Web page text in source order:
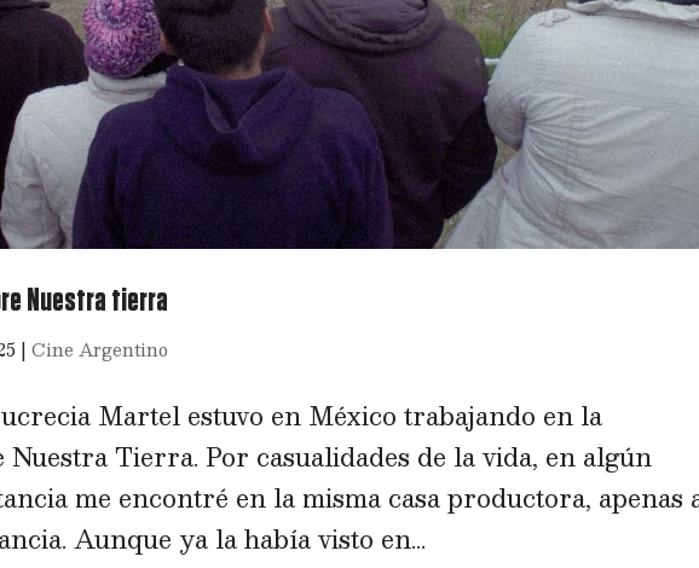
Nuestra tierra
|Cine Argentino
Martel estuvo en México trabajando en la
Tierra. Por casualidades de la vida, en algún
me encontré en la misma casa productora, apenas
Aunque ya la había visto en...